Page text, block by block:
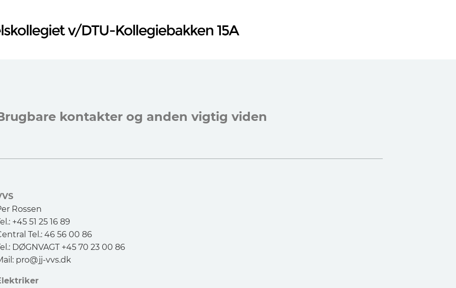
kontakter og anden vigtig viden
Rossen
+45 51 25 16 89
Tel.: 46 56 00 86
DØGNVAGT +45 70 23 00 86
pro@jj-vvs.dk